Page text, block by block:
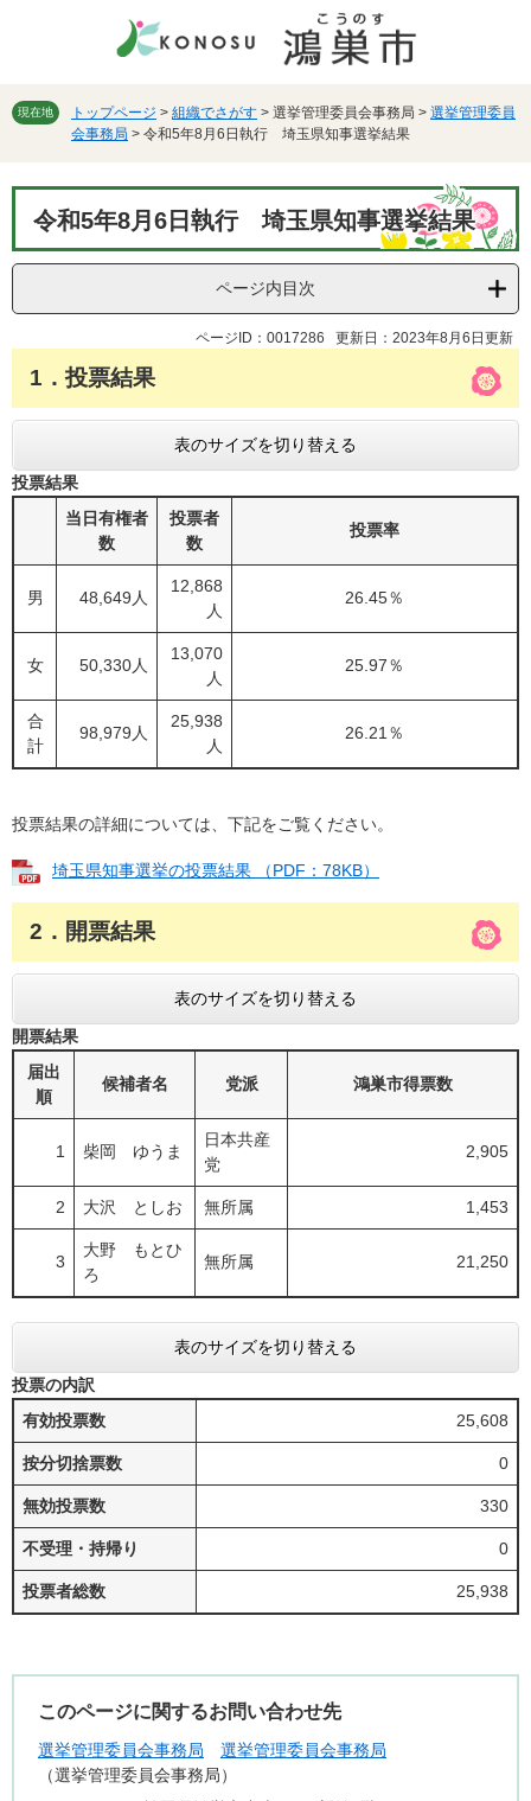
先
す。
を
し
文
現在地 トップページ > 組織でさがす > 選挙管理委員会事務局 > 選挙管理委員
会事務局 > 令和5年8月6日執行 埼玉県知事選挙結果
令和5年8月6日執行 埼玉県知事選挙結果
ページ内目次
ページID：0017286 更新日：2023年8月6日更新
1．投票結果
表のサイズを切り替える
投票結果
当日有権者
数
投票者
数
投票率
男 48,649人
12,868
人
26.45％
女 50,330人
13,070
人
25.97％
合
計
98,979人
25,938
人
26.21％
投票結果の詳細については、下記をご覧ください。
埼玉県知事選挙の投票結果 （PDF：78KB）
2．開票結果
表のサイズを切り替える
開票結果
届出
順
候補者名 党派 鴻巣市得票数
1 柴岡 ゆうま
日本共産
党
2,905
2 大沢 としお 無所属 1,453
3
大野 もとひ
ろ
無所属 21,250
表のサイズを切り替える
投票の内訳
有効投票数
25,608
按分切捨票数 0
無効投票数 330
不受理・持帰り 0
投票者総数 25,938
このページに関するお問い合わせ先
選挙管理委員会事務局
選挙管理委員会事務局
選挙管理委員会事務局